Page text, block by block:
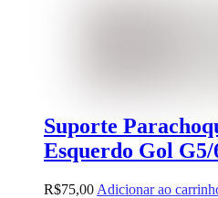
Suporte
Esquerdo Gol
R$75,00 Adicionar ao